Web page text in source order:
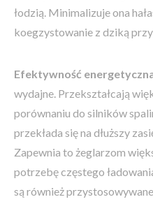
łodzią. Minimalizuje ona
koegzystowanie z dziką
Efektywność
wydajne. Przekształcają
porównaniu do silników
przekłada się na dłuższy
Zapewnia to żeglarzom
potrzebę częstego
są również